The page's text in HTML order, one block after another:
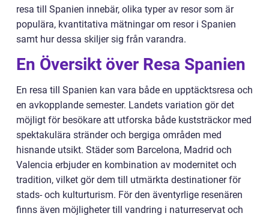
resa till Spanien innebär, olika typer av resor som är
populära, kvantitativa mätningar om resor i Spanien
samt hur dessa skiljer sig från varandra.
En Översikt över Resa Spanien
En resa till Spanien kan vara både en upptäcktsresa och
en avkopplande semester. Landets variation gör det
möjligt för besökare att utforska både kuststräckor med
spektakulära stränder och bergiga områden med
hisnande utsikt. Städer som Barcelona, Madrid och
Valencia erbjuder en kombination av modernitet och
tradition, vilket gör dem till utmärkta destinationer för
stads- och kulturturism. För den äventyrlige resenären
finns även möjligheter till vandring i naturreservat och